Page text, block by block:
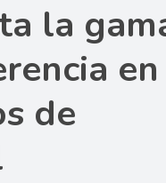
la
en
de